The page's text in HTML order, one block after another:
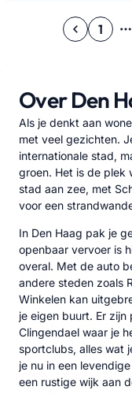
1
Over Den
Als je denkt aan
met veel gezichten.
internationale stad,
groen. Het is de plek
stad aan zee, met
voor een
In Den Haag pak je
openbaar vervoer is
overal. Met de auto
andere steden zoals
Winkelen kan
je eigen buurt. Er zijn
Clingendael waar je
sportclubs, alles wat
je nu in een
een rustige wijk aan